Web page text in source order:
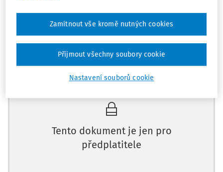
Tento dokument je jen pro
předplatitele
Nastavení souborů cookie
Zamítnout vše kromě nutných cookies
Přijmout všechny soubory cookie